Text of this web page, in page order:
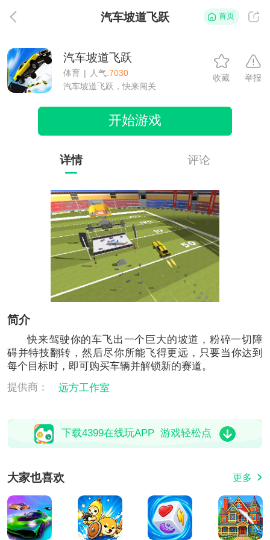
汽车坡道飞跃 首页
汽车坡道飞跃
体育 | 人气:7030
汽车坡道飞跃，快来闯关
收藏 举报
开始游戏
详情 评论
简介
快来驾驶你的车飞出一个巨大的坡道，粉碎一切障
碍并特技翻转，然后尽你所能飞得更远，只要当你达到
每个目标时，即可购买车辆并解锁新的赛道。
提供商：
远方工作室
下载4399在线玩APP 游戏轻松点
大家也喜欢 更多